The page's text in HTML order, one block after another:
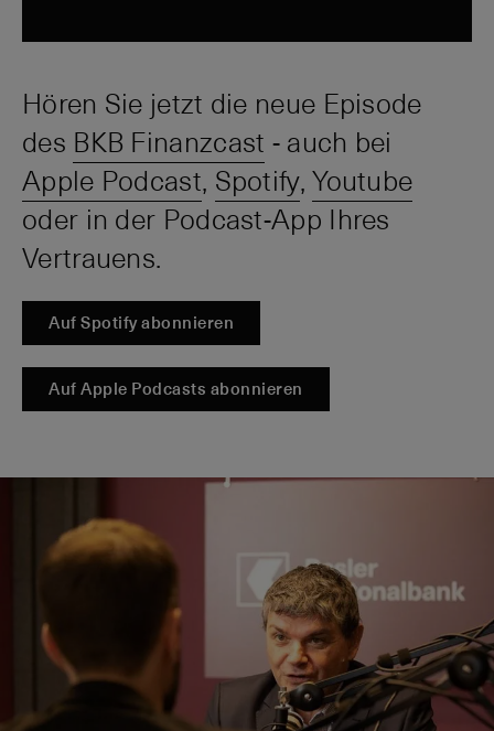
Hören Sie jetzt die neue Episode
des BKB Finanzcast - auch bei
Apple Podcast, Spotify,Youtube
oder in der Podcast-App Ihres
Vertrauens.
Auf Spotify abonnieren
Auf Apple Podcasts abonnieren